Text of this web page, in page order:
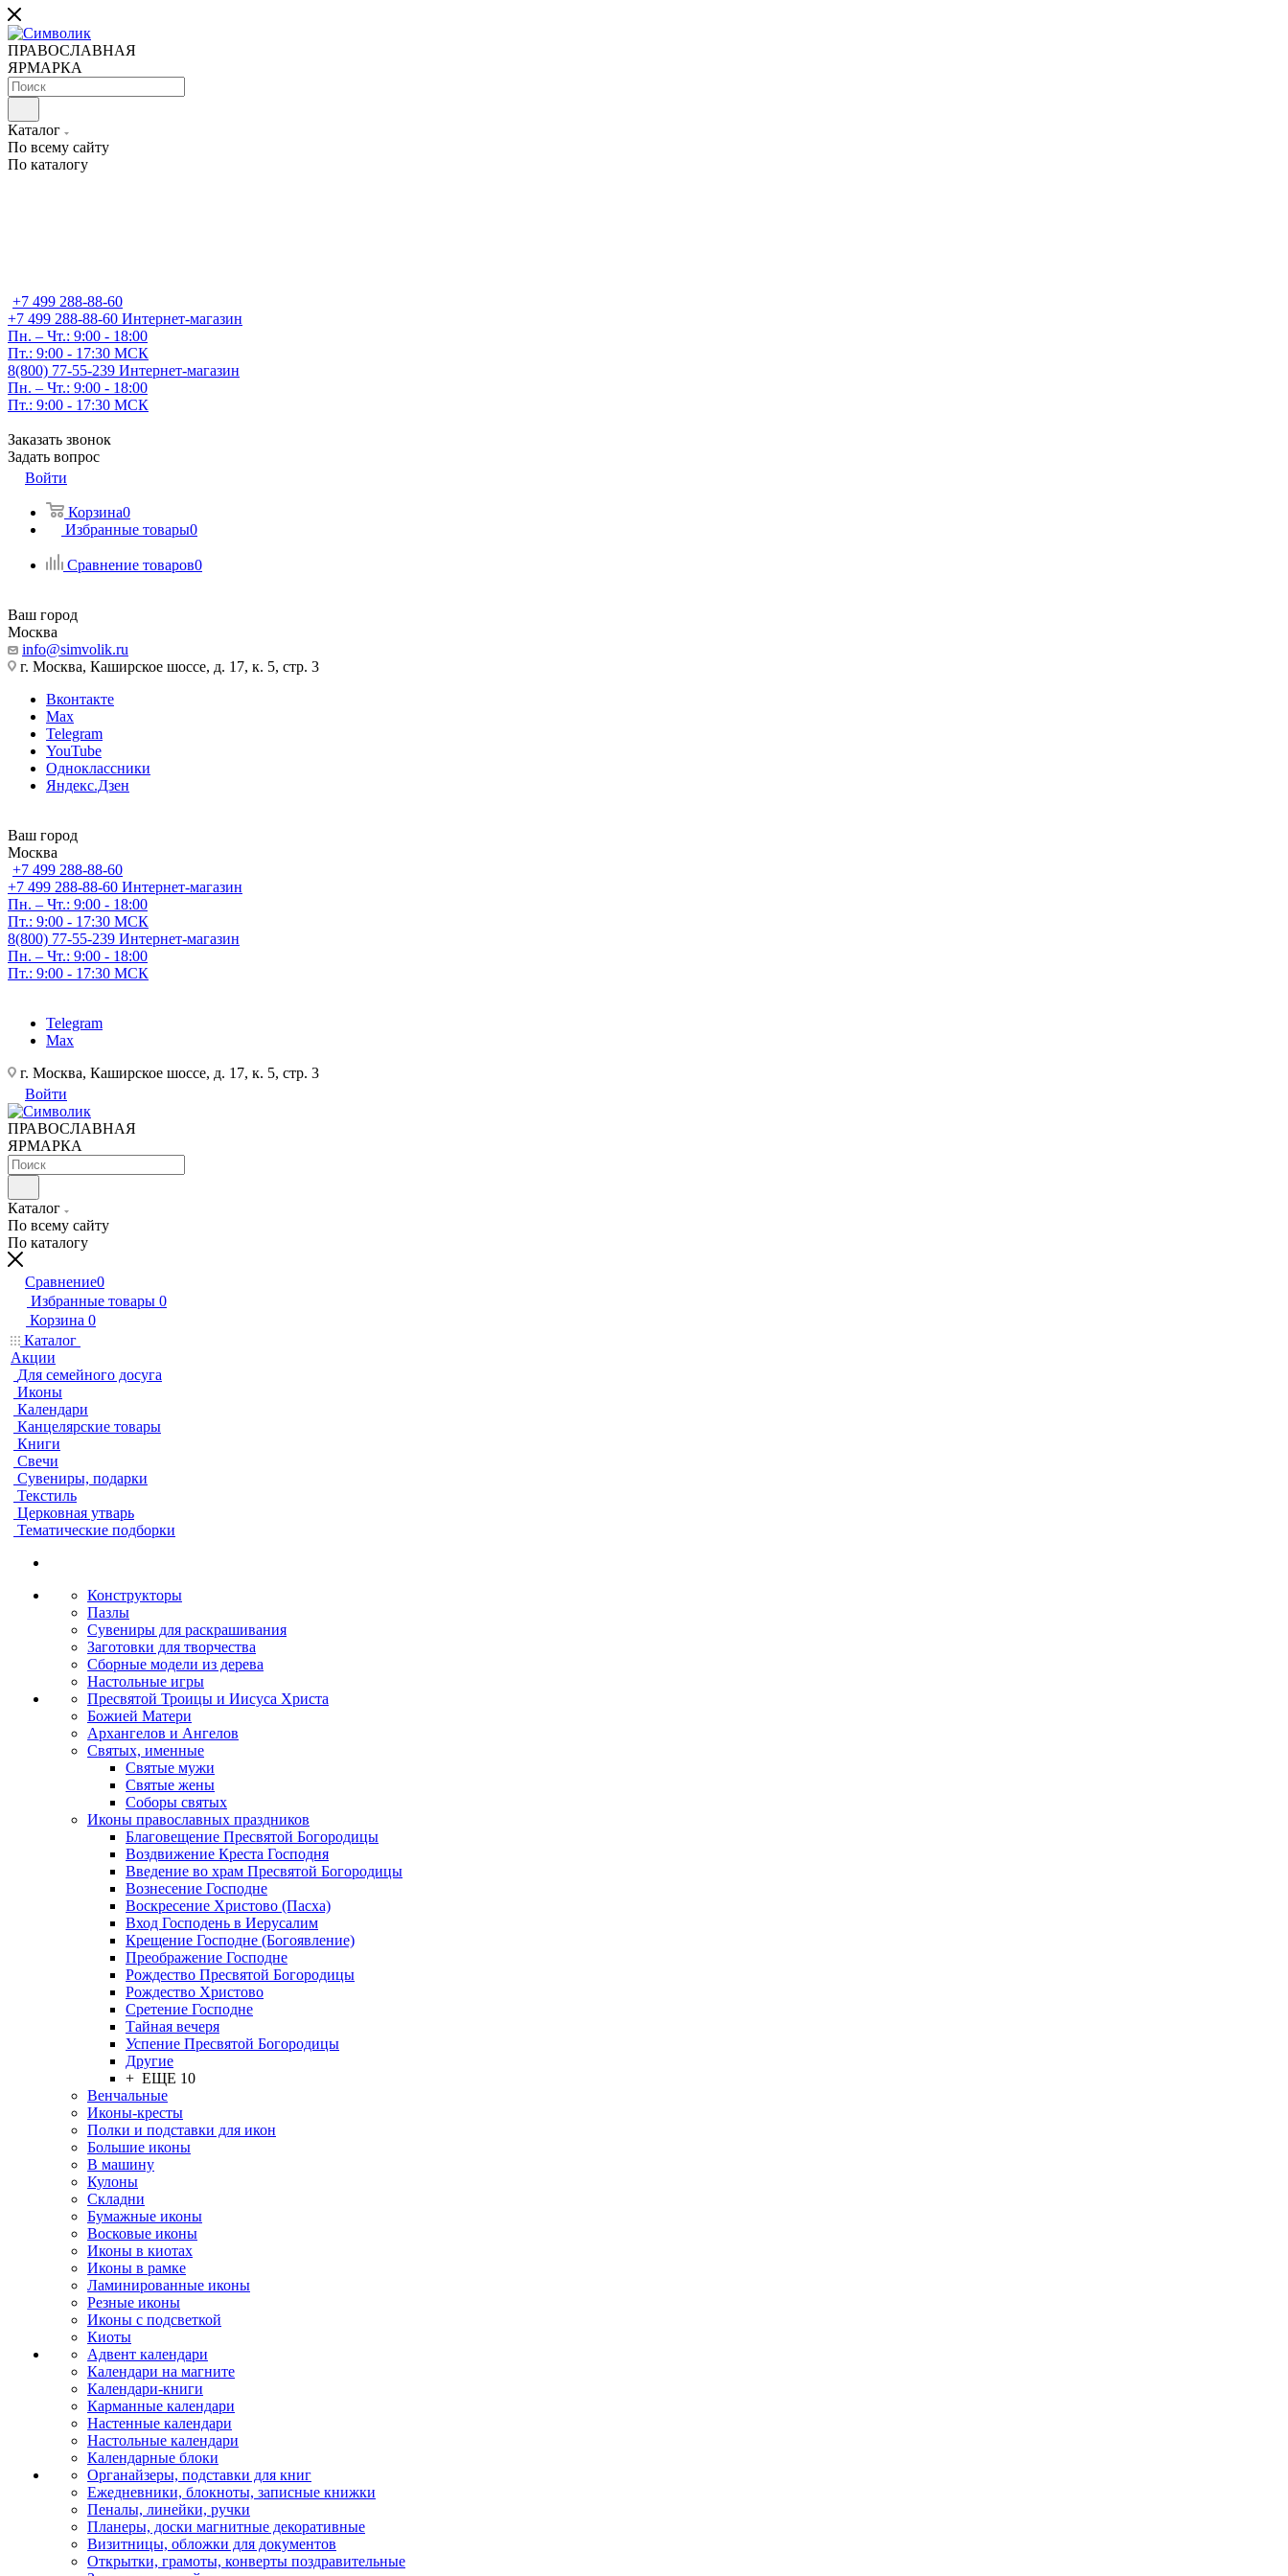
ПРАВОСЛАВНАЯ
ЯРМАРКА
Каталог
По всему сайту
По каталогу
+7 499 288-88-60
+7 499 288-88-60 Интернет-магазин
Пн. – Чт.: 9:00 - 18:00
Пт.: 9:00 - 17:30 МСК
8(800) 77-55-239 Интернет-магазин
Пн. – Чт.: 9:00 - 18:00
Пт.: 9:00 - 17:30 МСК
Заказать звонок
Задать вопрос
Войти
Корзина0
Избранные товары0
Сравнение товаров0
Ваш город
Москва
info@simvolik.ru
г. Москва, Каширское шоссе, д. 17, к. 5, стр. 3
Вконтакте
Max
Telegram
YouTube
Одноклассники
Яндекс.Дзен
Ваш город
Москва
+7 499 288-88-60
+7 499 288-88-60 Интернет-магазин
Пн. – Чт.: 9:00 - 18:00
Пт.: 9:00 - 17:30 МСК
8(800) 77-55-239 Интернет-магазин
Пн. – Чт.: 9:00 - 18:00
Пт.: 9:00 - 17:30 МСК
Telegram
Max
г. Москва, Каширское шоссе, д. 17, к. 5, стр. 3
Войти
ПРАВОСЛАВНАЯ
ЯРМАРКА
Каталог
По всему сайту
По каталогу
Сравнение0
Избранные товары 0
Корзина 0
Каталог
Акции
Для семейного досуга
Иконы
Календари
Канцелярские товары
Книги
Свечи
Сувениры, подарки
Текстиль
Церковная утварь
Тематические подборки
Конструкторы
Пазлы
Сувениры для раскрашивания
Заготовки для творчества
Сборные модели из дерева
Настольные игры
Пресвятой Троицы и Иисуса Христа
Божией Матери
Архангелов и Ангелов
Святых, именные
Святые мужи
Святые жены
Соборы святых
Иконы православных праздников
Благовещение Пресвятой Богородицы
Воздвижение Креста Господня
Введение во храм Пресвятой Богородицы
Вознесение Господне
Воскресение Христово (Пасха)
Вход Господень в Иерусалим
Крещение Господне (Богоявление)
Преображение Господне
Рождество Пресвятой Богородицы
Рождество Христово
Сретение Господне
Тайная вечеря
Успение Пресвятой Богородицы
Другие
+ ЕЩЕ 10
Венчальные
Иконы-кресты
Полки и подставки для икон
Большие иконы
В машину
Кулоны
Складни
Бумажные иконы
Восковые иконы
Иконы в киотах
Иконы в рамке
Ламинированные иконы
Резные иконы
Иконы с подсветкой
Киоты
Адвент календари
Календари на магните
Календари-книги
Карманные календари
Настенные календари
Настольные календари
Календарные блоки
Органайзеры, подставки для книг
Ежедневники, блокноты, записные книжки
Пеналы, линейки, ручки
Планеры, доски магнитные декоративные
Визитницы, обложки для документов
Открытки, грамоты, конверты поздравительные